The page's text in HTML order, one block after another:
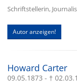
Schriftstellerin,
Autor anzeigen!
Howard Carter
09.05.1873 - †